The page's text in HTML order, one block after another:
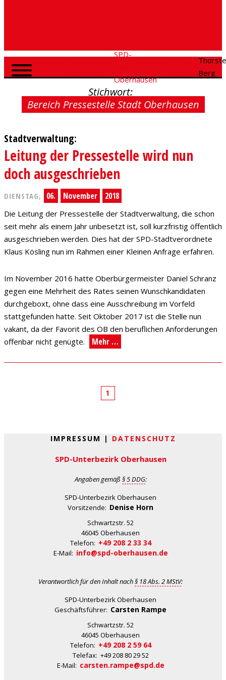
SPD-
Oberhausen
Berg
Stichwort:
Bereich Pressestelle Stadt Oberhausen
Stadtverwaltung:
Leitung der Pressestelle wird nun
doch ausgeschrieben
DIENSTAG, 06. November 2018
Die Leitung der Pressestelle der Stadtverwaltung, die schon
seit mehr als einem Jahr unbesetzt ist, soll kurzfristig öffentlich
ausgeschrieben werden. Dies hat der SPD-Stadtverordnete
Klaus Kösling nun im Rahmen einer Kleinen Anfrage erfahren.
Im November 2016 hatte Oberbürgermeister Daniel Schranz
gegen eine Mehrheit des Rates seinen Wunschkandidaten
durchgeboxt, ohne dass eine Ausschreibung im Vorfeld
stattgefunden hatte. Seit Oktober 2017 ist die Stelle nun
vakant, da der Favorit des OB den beruflichen Anforderungen
offenbar nicht genügte.
Mehr …
1
IMPRESSUM | DATENSCHUTZ
SPD-Unterbezirk Oberhausen
Angaben gemäß § 5 DDG:
SPD-Unterbezirk Oberhausen
Vorsitzende: Denise Horn
Schwartzstr. 52
46045 Oberhausen
Telefon: +49 208 2 33 34
E-Mail: info@spd-oberhausen.de
Verantwortlich für den Inhalt nach§ 18 Abs. 2 MStV:
SPD-Unterbezirk Oberhausen
Geschäftsführer: Carsten Rampe
Schwartzstr. 52
46045 Oberhausen
Telefon: +49 208 2 59 64
Telefax: +49 208 80 29 52
E-Mail: carsten.rampe@spd.de